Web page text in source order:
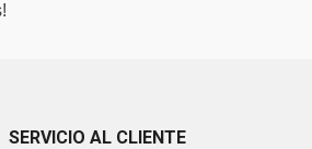
SERVICIO AL CLIENTE